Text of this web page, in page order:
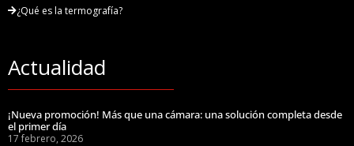
¿Qué es la termografía?
Actualidad
¡Nueva promoción! Más que una cámara: una solución completa desde
el primer día
17 febrero, 2026